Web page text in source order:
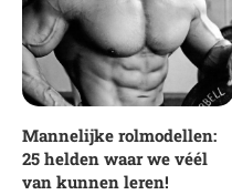
Mannelijke rolmodellen:
25 helden waar we véél
van kunnen leren!